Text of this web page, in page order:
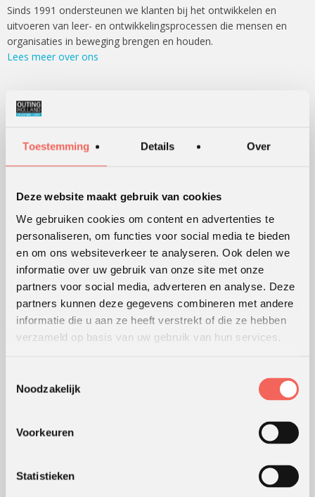
Toestemming Details Over
Deze website maakt gebruik van cookies
We gebruiken cookies om content en advertenties te
personaliseren, om functies voor social media te bieden
en om ons websiteverkeer te analyseren. Ook delen we
informatie over uw gebruik van onze site met onze
partners voor social media, adverteren en analyse. Deze
partners kunnen deze gegevens combineren met andere
informatie die u aan ze heeft verstrekt of die ze hebben
verzameld op basis van uw gebruik van hun services.
Noodzakelijk
Voorkeuren
Statistieken
Sinds 1991 ondersteunen we klanten bij het ontwikkelen en
uitvoeren van leer- en ontwikkelingsprocessen die mensen en
organisaties in beweging brengen en houden.
Lees meer over ons
WERKVORMEN
Outdoor training
Serious games
Persoonlijke ontwikkeling
Alle werkvormen
KLANTWAARDERING
Leeshierde beoordelingen van verschillende klanten.
WERKWIJZE
Werking van werkvormen
Waar werken we